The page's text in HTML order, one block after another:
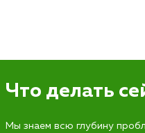
Что делать
Мы знаем всю глубину